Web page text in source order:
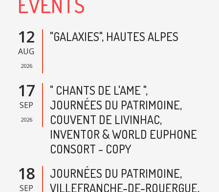
12
AUG
2026
"GALAXIES", HAUTES ALPES
17
SEP
2026
" CHANTS DE L'AME ",
JOURNÉES DU PATRIMOINE,
COUVENT DE LIVINHAC,
INVENTOR & WORLD EUPHONE
CONSORT - COPY
18
SEP
JOURNÉES DU PATRIMOINE,
VILLEFRANCHE-DE-ROUERGUE,